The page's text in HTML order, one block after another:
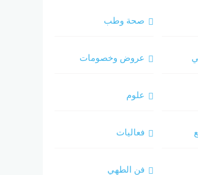
صحة وطب
عروض وخصومات
علوم
فعاليات
فن الطهي